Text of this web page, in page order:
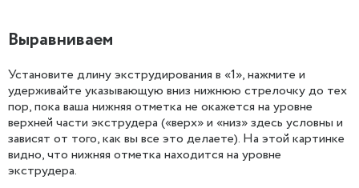
Выравниваем
Установите длину экструдирования в «1», нажмите и
удерживайте указывающую вниз нижнюю стрелочку до тех
пор, пока ваша нижняя отметка не окажется на уровне
верхней части экструдера («верх» и «низ» здесь условны и
зависят от того, как вы все это делаете). На этой картинке
видно, что нижняя отметка находится на уровне
экструдера.